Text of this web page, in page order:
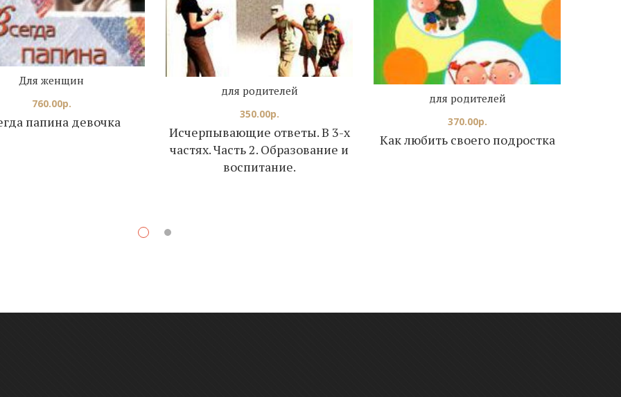
папина девочка
Для женщин
760.00р.
Исчерпывающие ответы. В 3-х
частях. Часть 2. Образование и
воспитание.
для родителей
350.00р.
Как любить своего подростка
для родителей
370.00р.